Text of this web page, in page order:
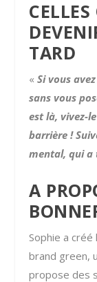
TARD
«Si vous
sans vous
est là, vivez-
barrière !
mental, qui a
A
Sophie a créé
brand green,
propose des